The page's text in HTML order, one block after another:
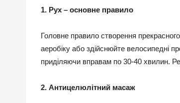
1. Рух – основне правило
Головне правило створення
аеробіку або здійснюйте велосипедні
приділяючи вправам по 30-40 хвилин.
2. Антицелюлітний масаж